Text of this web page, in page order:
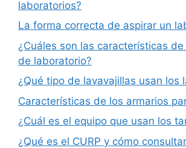
laboratorios?
La forma correcta de aspirar un
¿Cuáles son las características
de laboratorio?
¿Qué tipo de lavavajillas usan los
Características de los armarios
¿Cuál es el equipo que usan los
¿Qué es el CURP y cómo